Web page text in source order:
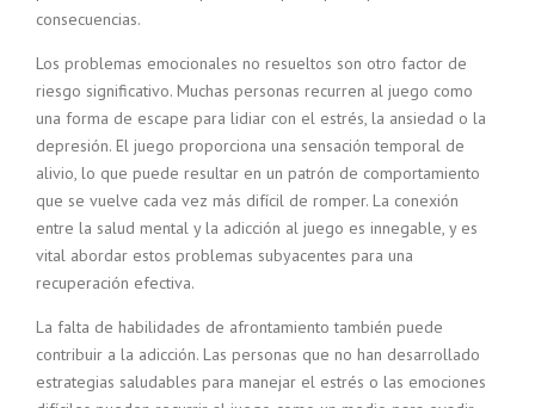
consecuencias.
Los problemas emocionales no resueltos son otro factor de
riesgo significativo. Muchas personas recurren al juego como
una forma de escape para lidiar con el estrés, la ansiedad o la
depresión. El juego proporciona una sensación temporal de
alivio, lo que puede resultar en un patrón de comportamiento
que se vuelve cada vez más difícil de romper. La conexión
entre la salud mental y la adicción al juego es innegable, y es
vital abordar estos problemas subyacentes para una
recuperación efectiva.
La falta de habilidades de afrontamiento también puede
contribuir a la adicción. Las personas que no han desarrollado
estrategias saludables para manejar el estrés o las emociones